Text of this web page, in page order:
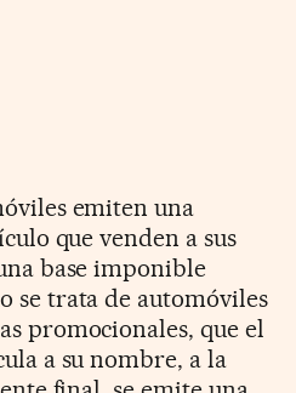
emiten una
que venden a sus
base imponible
se trata de automóviles
promocionales, que el
a su nombre, a la